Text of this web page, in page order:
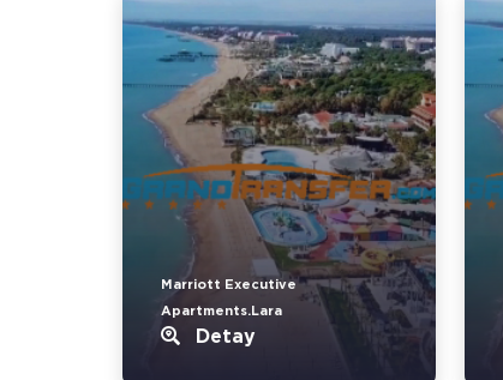
Marriott Executive
Apartments.Lara
Detay